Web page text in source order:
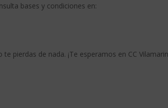
bases y condiciones en:
pierdas de nada. ¡Te esperamos en CC